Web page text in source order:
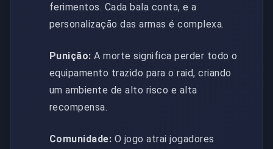
ferimentos. Cada bala conta, e a
personalização das armas é complexa.
Punição: A morte significa perder todo o
equipamento trazido para o raid, criando
um ambiente de alto risco e alta
recompensa.
Comunidade: O jogo atrai jogadores